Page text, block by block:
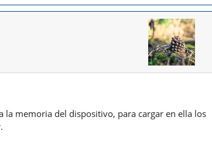
la memoria del dispositivo, para cargar en ella los